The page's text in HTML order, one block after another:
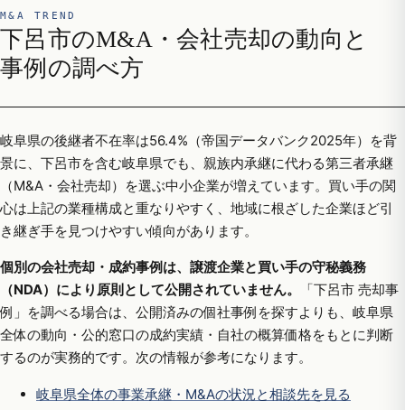
M&A TREND
下呂市のM&A・会社売却の動向と
事例の調べ方
岐阜県の後継者不在率は56.4%（帝国データバンク2025年）を背
景に、下呂市を含む岐阜県でも、親族内承継に代わる第三者承継
（M&A・会社売却）を選ぶ中小企業が増えています。買い手の関
心は上記の業種構成と重なりやすく、地域に根ざした企業ほど引
き継ぎ手を見つけやすい傾向があります。
個別の会社売却・成約事例は、譲渡企業と買い手の守秘義務
（NDA）により原則として公開されていません。
「下呂市 売却事
例」を調べる場合は、公開済みの個社事例を探すよりも、岐阜県
全体の動向・公的窓口の成約実績・自社の概算価格をもとに判断
するのが実務的です。次の情報が参考になります。
岐阜県全体の事業承継・M&Aの状況と相談先を見る